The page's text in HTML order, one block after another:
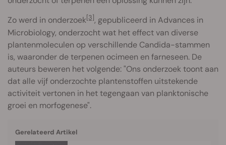
Zo werd in onderzoek[3], gepubliceerd in Advances in
Microbiology, onderzocht wat het effect van diverse
plantenmoleculen op verschillende Candida-stammen
is, waaronder de terpenen ocimeen en farneseen. De
auteurs beweren het volgende: "Ons onderzoek toont aan
dat alle vijf onderzochte plantenstoffen uitstekende
activiteit vertonen in het tegengaan van planktonische
groei en morfogenese".
Gerelateerd Artikel